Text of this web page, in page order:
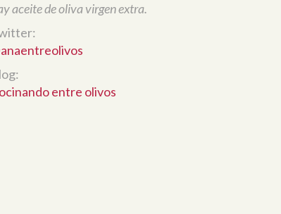
aceite de oliva virgen extra.
entre olivos